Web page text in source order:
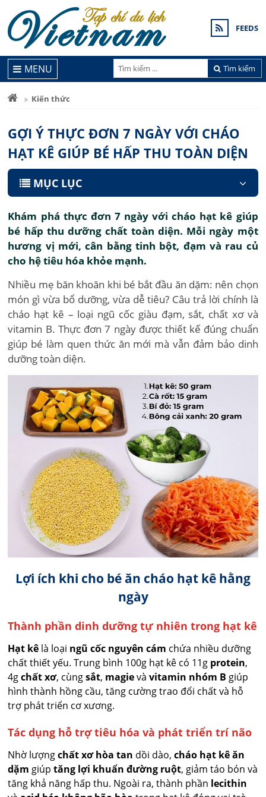
FEEDS
Tìm kiếm
MENU
Kiến thức
GỢI Ý THỰC ĐƠN 7 NGÀY VỚI CHÁO
HẠT KÊ GIÚP BÉ HẤP THU TOÀN DIỆN
MỤC LỤC
Khám phá thực đơn 7 ngày với cháo hạt kê giúp
bé hấp thu dưỡng chất toàn diện. Mỗi ngày một
hương vị mới, cân bằng tinh bột, đạm và rau củ
cho hệ tiêu hóa khỏe mạnh.
Nhiều mẹ băn khoăn khi bé bắt đầu ăn dặm: nên chọn
món gì vừa bổ dưỡng, vừa dễ tiêu? Câu trả lời chính là
cháo hạt kê – loại ngũ cốc giàu đạm, sắt, chất xơ và
vitamin B. Thực đơn 7 ngày được thiết kế đúng chuẩn
giúp bé làm quen thức ăn mới mà vẫn đảm bảo dinh
dưỡng toàn diện.
Lợi ích khi cho bé ăn cháo hạt kê hằng
ngày
Thành phần dinh dưỡng tự nhiên trong hạt kê
Hạt kê là loại ngũ cốc nguyên cám chứa nhiều dưỡng
chất thiết yếu. Trung bình 100g hạt kê có 11g protein,
4gchất xơ, cùngsắt, magievàvitamin nhóm B giúp
hình thành hồng cầu, tăng cường trao đổi chất và hỗ
trợ phát triển cơ xương.
Tác dụng hỗ trợ tiêu hóa và phát triển trí não
Nhờ lượngchất xơ hòa tan dồi dào,cháo hạt kê ăn
dặm giúptăng lợi khuẩn đường ruột, giảm táo bón và
tăng khả năng hấp thu. Ngoài ra, thành phần lecithin